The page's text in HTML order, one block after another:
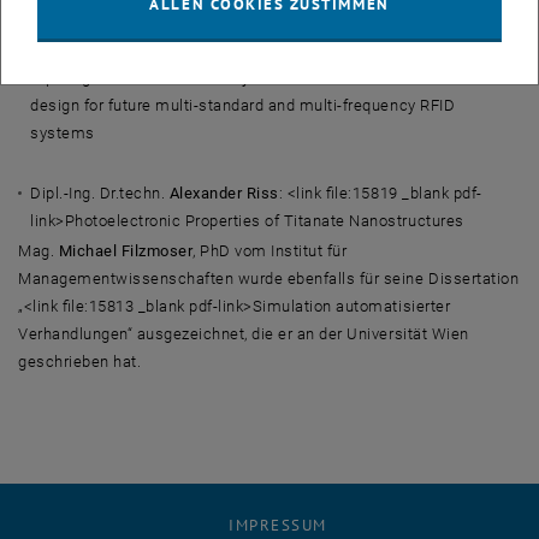
design for future multi-standard and multi-frequency RFID
systems
Dipl.-Ing. Dr.techn. Alexander Riss : <link file:15819 _blank pdf-
link>Photoelectronic Properties of Titanate Nanostructures
Mag. Michael Filzmoser, PhD vom Institut für
Managementwissenschaften wurde ebenfalls für seine Dissertation
„<link file:15813 _blank pdf-link>Simulation automatisierter
Verhandlungen“ ausgezeichnet, die er an der Universität Wien
geschrieben hat.
IMPRESSUM
ALLEN COOKIES ZUSTIMMEN